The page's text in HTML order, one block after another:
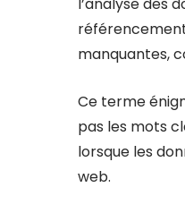
manquantes,
Ce terme
pas les mots
lorsque les
web.